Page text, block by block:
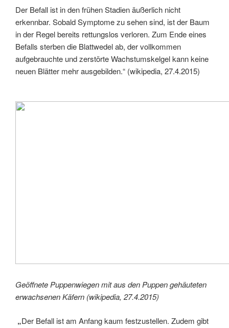
Der Befall ist in den frühen Stadien äußerlich nicht
erkennbar. Sobald Symptome zu sehen sind, ist der Baum
in der Regel bereits rettungslos verloren. Zum Ende eines
Befalls sterben die Blattwedel ab, der vollkommen
aufgebrauchte und zerstörte Wachstumskelgel kann keine
neuen Blätter mehr ausgebilden.“ (wikipedia, 27.4.2015)
Geöffnete Puppenwiegen mit aus den Puppen gehäuteten
erwachsenen Käfern (wikipedia, 27.4.2015)
„Der Befall ist am Anfang kaum festzustellen. Zudem gibt